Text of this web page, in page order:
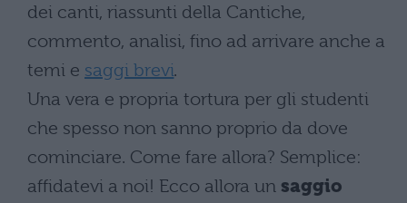
dei canti, riassunti della Cantiche,
commento, analisi, fino ad arrivare anche a
temi e saggi brevi.
Una vera e propria tortura per gli studenti
che spesso non sanno proprio da dove
cominciare. Come fare allora? Semplice:
affidatevi a noi! Ecco allora un saggio